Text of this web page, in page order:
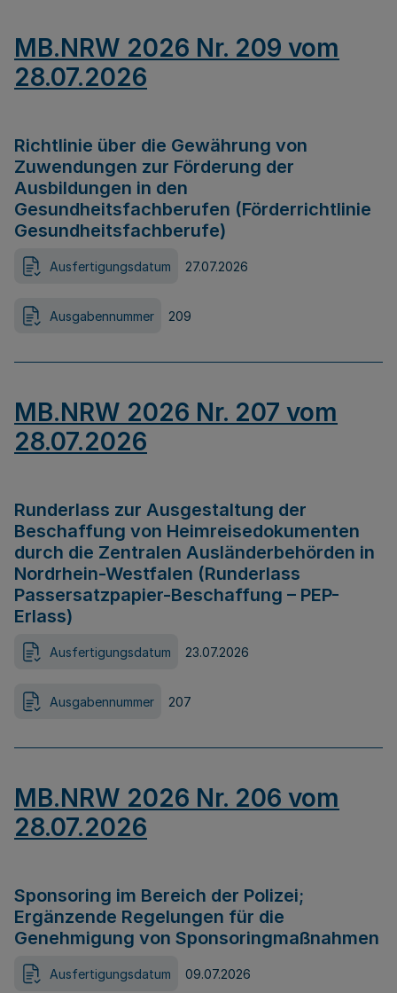
MB.NRW 2026 Nr. 209 vom
28.07.2026
Richtlinie über die Gewährung von
Zuwendungen zur Förderung der
Ausbildungen in den
Gesundheitsfachberufen (Förderrichtlinie
Gesundheitsfachberufe)
Ausfertigungsdatum 27.07.2026
Ausgabennummer 209
MB.NRW 2026 Nr. 207 vom
28.07.2026
Runderlass zur Ausgestaltung der
Beschaffung von Heimreisedokumenten
durch die Zentralen Ausländerbehörden in
Nordrhein-Westfalen (Runderlass
Passersatzpapier-Beschaffung – PEP-
Erlass)
Ausfertigungsdatum 23.07.2026
Ausgabennummer 207
MB.NRW 2026 Nr. 206 vom
28.07.2026
Sponsoring im Bereich der Polizei;
Ergänzende Regelungen für die
Genehmigung von Sponsoringmaßnahmen
Ausfertigungsdatum 09.07.2026